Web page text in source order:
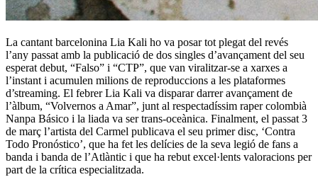
La cantant barcelonina Lia Kali ho va posar tot plegat del revés
l’any passat amb la publicació de dos singles d’avançament del seu
esperat debut, “Falso” i “CTP”, que van viralitzar-se a xarxes a
l’instant i acumulen milions de reproduccions a les plataformes
d’streaming. El febrer Lia Kali va disparar darrer avançament de
l’àlbum, “Volvernos a Amar”, junt al respectadíssim raper colombià
Nanpa Básico i la liada va ser trans-oceànica. Finalment, el passat 3
de març l’artista del Carmel publicava el seu primer disc, ‘Contra
Todo Pronóstico’, que ha fet les delícies de la seva legió de fans a
banda i banda de l’Atlàntic i que ha rebut excel·lents valoracions per
part de la crítica especialitzada.